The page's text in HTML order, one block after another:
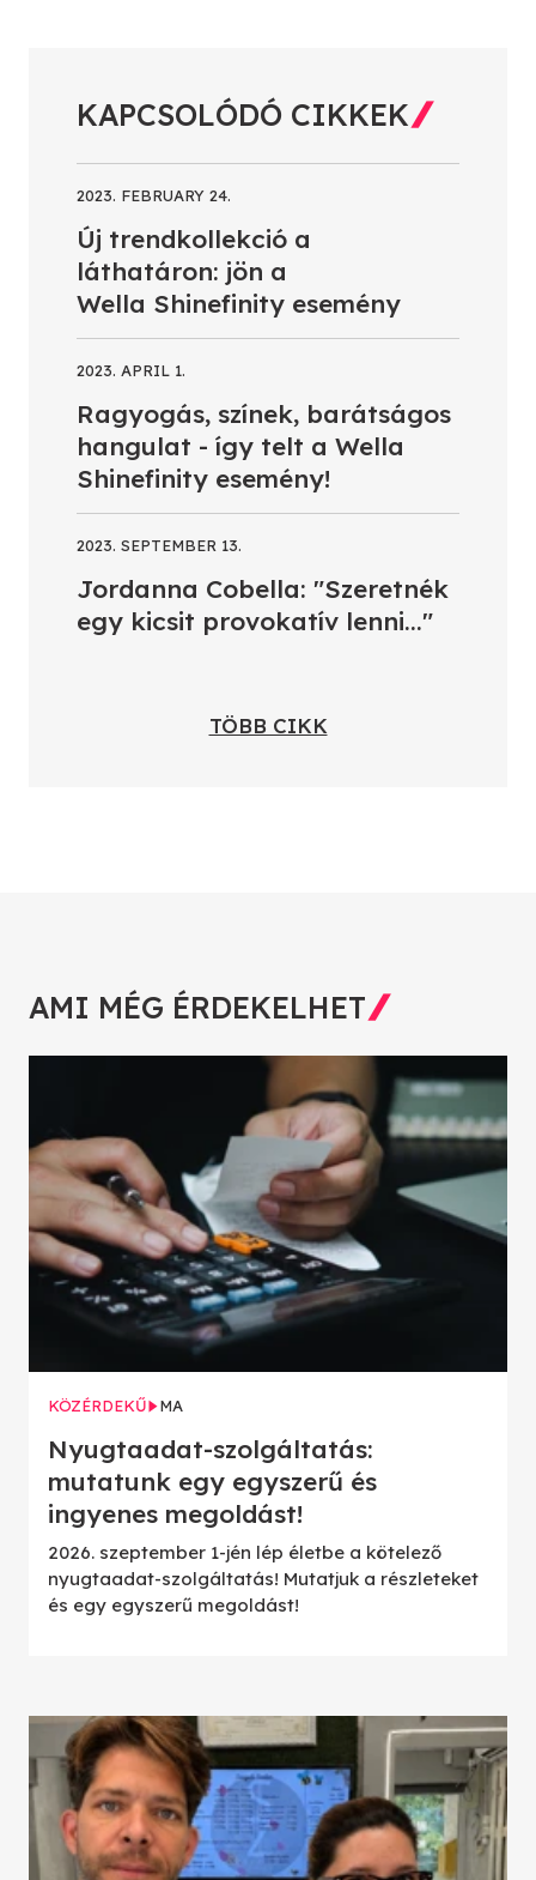
KAPCSOLÓDÓ CIKKEK
2023. FEBRUARY 24.
Új trendkollekció a
láthatáron: jön a
Wella Shinefinity esemény
2023. APRIL 1.
Ragyogás, színek, barátságos
hangulat - így telt a Wella
Shinefinity esemény!
2023. SEPTEMBER 13.
Jordanna Cobella: "Szeretnék
egy kicsit provokatív lenni..."
TÖBB CIKK
AMI MÉG ÉRDEKELHET
KÖZÉRDEKŰ MA
Nyugtaadat-szolgáltatás:
mutatunk egy egyszerű és
ingyenes megoldást!
2026. szeptember 1-jén lép életbe a kötelező
nyugtaadat-szolgáltatás! Mutatjuk a részleteket
és egy egyszerű megoldást!